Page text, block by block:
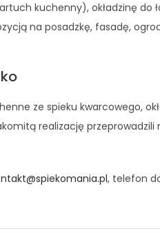
kuchenny), okładzinę do
na posadzkę, fasadę,
ze spieku kwarcowego,
realizację
, telefon